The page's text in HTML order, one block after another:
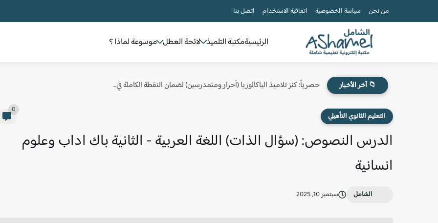
من نحن سياسة الخصوصية اتفاقية الاستخدام اتصل بنا
الرئيسيةمكتبة التلميذ لائحة العطل موسوعة لماذا ؟
📁 آخر الأخبار حصرياً: كنز تلاميذ الباكالوريا (أحرار ومتمدرسين) لضمان النقطة الكاملة في...
التعليم الثانوي التأهيلي
0
الدرس النصوص: (سؤال الذات) اللغة العربية - الثانية باك اداب وعلوم
انسانية
الشامل سبتمبر 10, 2025